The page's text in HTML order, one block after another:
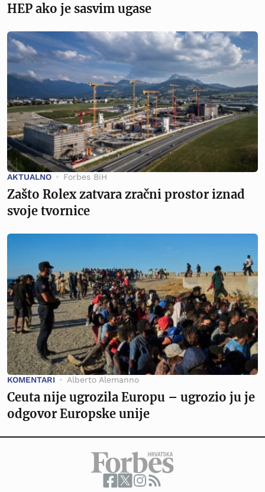
HEP ako je sasvim ugase
AKTUALNO Forbes BiH
Zašto Rolex zatvara zračni prostor iznad
svoje tvornice
KOMENTARI Alberto Alemanno
Ceuta nije ugrozila Europu – ugrozio ju je
odgovor Europske unije